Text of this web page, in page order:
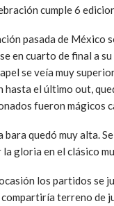
cumple 6
pasada de México
en cuarto de final a
se veía muy
hasta el último out,
fueron mágicos
bara quedó muy alta.
la gloria en el clásico
los partidos se
compartiría terreno de